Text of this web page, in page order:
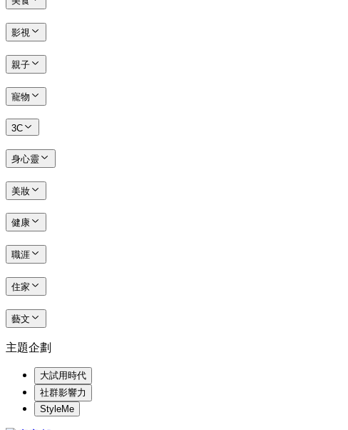
影視
親子
寵物
3C
身心靈
美妝
健康
職涯
住家
藝文
主題企劃
大試用時代
社群影響力
StyleMe